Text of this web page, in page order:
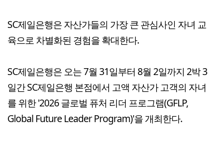
SC제일은행은 자산가들의 가장 큰 관심사인 자녀 교
육으로 차별화된 경험을 확대한다.
SC제일은행은 오는 7월 31일부터 8월 2일까지 2박 3
일간 SC제일은행 본점에서 고액 자산가 고객의 자녀
를 위한 '2026 글로벌 퓨처 리더 프로그램(GFLP,
Global Future Leader Program)'을 개최한다.